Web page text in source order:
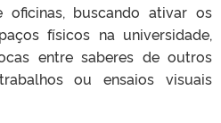
oficinas, buscando ativar os
físicos na universidade,
entre saberes de outros
ou ensaios visuais